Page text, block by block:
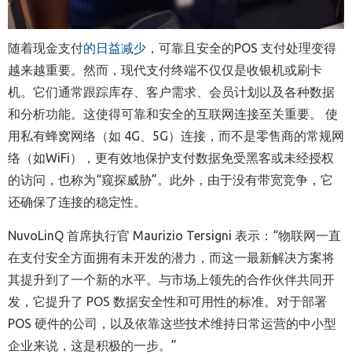
随着现金支付的日益减少 ，可靠且安全的POS 支付处理变得
越来越重要。然而，现代支付终端不仅仅是收银机或刷卡
机。它们通常跟踪库存、客户需求、会员计划以及各种数据
和分析功能。这使得可靠和安全的互联网连接至关重要。
使
用私有蜂窝网络（如 4G 5G）连接，而不是零售商的常规网
络（如WiFi），更有效地保护支付数据免受黑客或未经授权
的访问，也称为“窥探威胁”。 此外，由于没有带宽竞争，它
还确保了连接的稳定性。
NuvoLinQ 首席执行官 Maurizio Tersigni 表示： “物联网一直
在支付安全方面拥有未开发的潜力，而这一最新解决方案将
其提升到了一个新的水平。与市场上领先的合作伙伴共同开
发，它提升了 POS 数据安全性和可用性的标准。对于部署
POS 硬件的公司，以及依靠这些技术维持日常运营的中小型
企业来说，这是积极的一步。 ”